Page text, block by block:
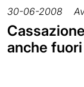
30-06-2008
anche